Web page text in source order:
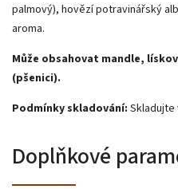
palmový), hovězí potravinářský
aroma.
Může obsahovat mandle,
(pšenici).
Podmínky skladování: Skladujte
Doplňkové